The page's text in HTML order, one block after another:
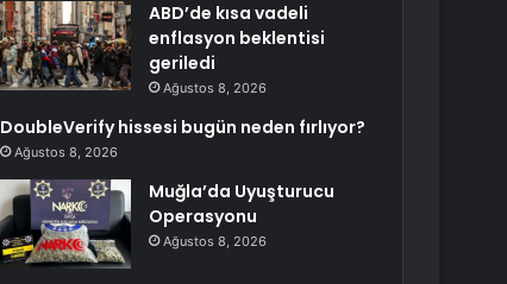
ABD’de kısa vadeli
enflasyon beklentisi
geriledi
Ağustos 8, 2026
DoubleVerify hissesi bugün neden fırlıyor?
Ağustos 8, 2026
Muğla’da Uyuşturucu
Operasyonu
Ağustos 8, 2026